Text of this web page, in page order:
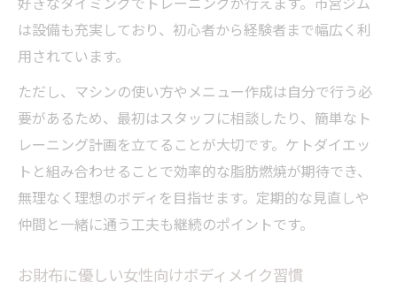
は設備も充実しており、初心者から経験者まで幅広く利
用されています。
ただし、マシンの使い方やメニュー作成は自分で行う必
要があるため、最初はスタッフに相談したり、簡単なト
レーニング計画を立てることが大切です。ケトダイエッ
トと組み合わせることで効率的な脂肪燃焼が期待でき、
無理なく理想のボディを目指せます。定期的な見直しや
仲間と一緒に通う工夫も継続のポイントです。
お財布に優しい女性向けボディメイク習慣